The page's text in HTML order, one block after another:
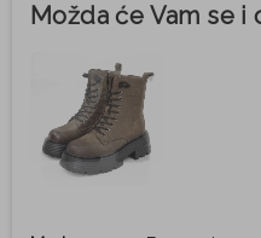
Možda će Vam se